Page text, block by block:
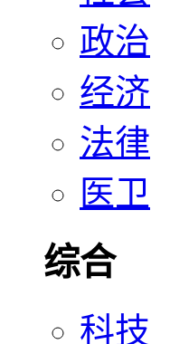
政治
经济
法律
医卫
综合
科技